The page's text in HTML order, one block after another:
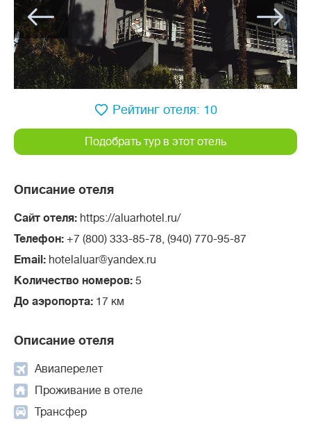
Описание отеля
Сайт отеля: https://aluarhotel.ru/
Телефон: +7 (800) 333-85-78, (940) 770-95-87
Email: hotelaluar@yandex.ru
Количество номеров: 5
До аэропорта: 17 км
Описание отеля
Авиаперелет
Проживание в отеле
Трансфер
Рейтинг отеля: 10
Подобрать тур в этот отель